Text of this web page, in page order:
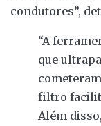
condutores”,
“A
que
filtro
Além